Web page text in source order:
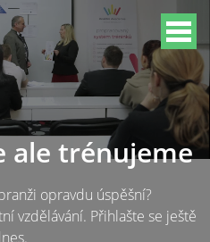
ale trénujeme
opravdu úspěšní?
vzdělávání. Přihlašte se ještě